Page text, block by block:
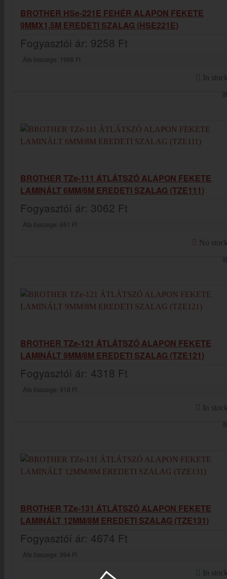
BROTHER HSe-221E FEHÉR ALAPON FEKETE
9MMX1,5M EREDETI SZALAG (HSE221E)
Fogyasztói ár: 9258 Ft
Áfa összege: 1968 Ft
In
BROTHER TZe-111 ÁTLÁTSZÓ ALAPON FEKETE
LAMINÁLT 6MM/8M EREDETI SZALAG (TZE111)
Fogyasztói ár: 3062 Ft
Áfa összege: 651 Ft
No
BROTHER TZe-121 ÁTLÁTSZÓ ALAPON FEKETE
LAMINÁLT 9MM/8M EREDETI SZALAG (TZE121)
Fogyasztói ár: 4318 Ft
Áfa összege: 918 Ft
In
BROTHER TZe-131 ÁTLÁTSZÓ ALAPON FEKETE
LAMINÁLT 12MM/8M EREDETI SZALAG (TZE131)
Fogyasztói ár: 4674 Ft
Áfa összege: 994 Ft
In